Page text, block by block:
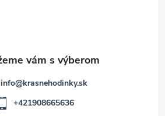
info@krasnehodinky.sk
+421908665636